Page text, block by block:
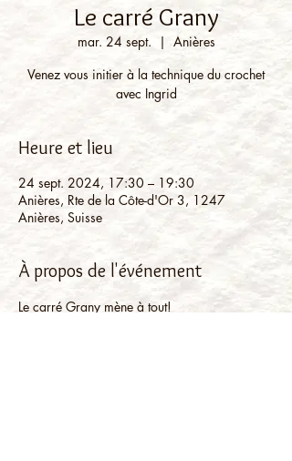
Le carré Grany
mar. 24 sept.
  |
Anières
Venez vous initier à la technique du crochet
avec Ingrid
Heure et lieu
24 sept. 2024, 17:30 – 19:30
Anières, Rte de la Côte-d'Or 3, 1247
Anières, Suisse
À propos de l'événement
Le carré Grany mène à tout!